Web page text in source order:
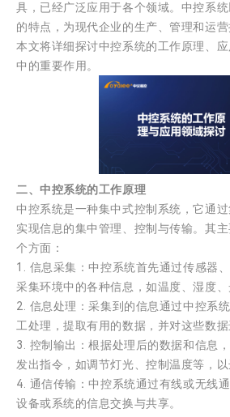
具，已经广泛应用于各个领域。中控系
的特点，为现代企业的生产、管理和运营
本文将详细探讨中控系统的工作原理、
中的重要作用。
二、中控系统的工作原理
中控系统是一种集中式控制系统，它通过
实现信息的集中管理、控制与传输。其
个方面：
1. 信息采集：中控系统首先通过传感器
采集环境中的各种信息，如温度、湿度、
2. 信息处理：采集到的信息通过中控系
工处理，提取有用的数据，并对这些数据
3. 控制输出：根据处理后的数据和信息
发出指令，如调节灯光、控制温度等，以
4. 通信传输：中控系统通过有线或无线
设备或系统的信息交换与共享。